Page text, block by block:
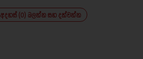
අදහස් (0) බලන්න සහ දක්වන්න